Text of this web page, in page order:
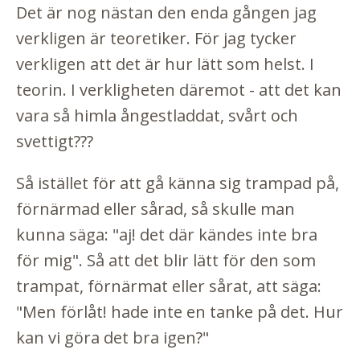
Det är nog nästan den enda gången jag
verkligen är teoretiker. För jag tycker
verkligen att det är hur lätt som helst. I
teorin. I verkligheten däremot - att det kan
vara så himla ångestladdat, svårt och
svettigt???
Så istället för att gå känna sig trampad på,
förnärmad eller sårad, så skulle man
kunna säga: "aj! det där kändes inte bra
för mig". Så att det blir lätt för den som
trampat, förnärmat eller sårat, att säga:
"Men förlåt! hade inte en tanke på det. Hur
kan vi göra det bra igen?"